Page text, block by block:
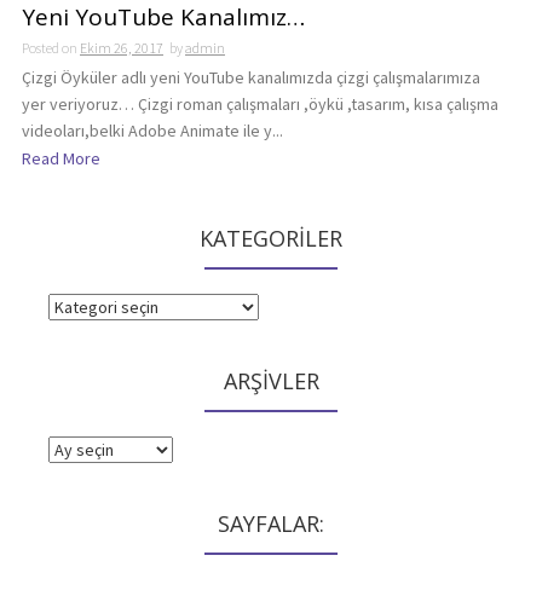
Yeni YouTube Kanalımız…
Posted on Ekim 26, 2017 byadmin
Çizgi Öyküler adlı yeni YouTube kanalımızda çizgi çalışmalarımıza
yer veriyoruz… Çizgi roman çalışmaları ,öykü ,tasarım, kısa çalışma
videoları,belki Adobe Animate ile y...
Read More
KATEGORİLER
KATEGORİLER
ARŞİVLER
ARŞİVLER
SAYFALAR: